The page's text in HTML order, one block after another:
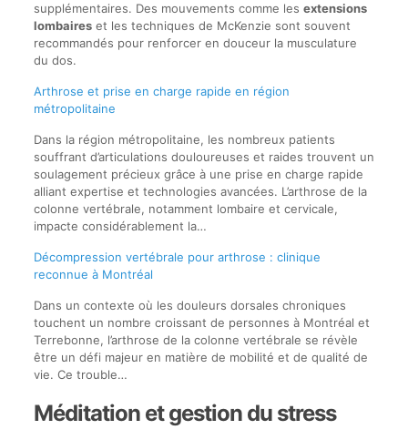
supplémentaires. Des mouvements comme les extensions
lombaireset les techniques de McKenzie sont souvent
recommandés pour renforcer en douceur la musculature
du dos.
Arthrose et prise en charge rapide en région
métropolitaine
Dans la région métropolitaine, les nombreux patients
souffrant d’articulations douloureuses et raides trouvent un
soulagement précieux grâce à une prise en charge rapide
alliant expertise et technologies avancées. L’arthrose de la
colonne vertébrale, notamment lombaire et cervicale,
impacte considérablement la…
Décompression vertébrale pour arthrose : clinique
reconnue à Montréal
Dans un contexte où les douleurs dorsales chroniques
touchent un nombre croissant de personnes à Montréal et
Terrebonne, l’arthrose de la colonne vertébrale se révèle
être un défi majeur en matière de mobilité et de qualité de
vie. Ce trouble…
Méditation et gestion du stress